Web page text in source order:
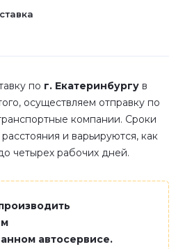
по г. Екатеринбургу в
осуществляем отправку по
компании. Сроки
и варьируются, как
четырех рабочих дней.
автосервисе.